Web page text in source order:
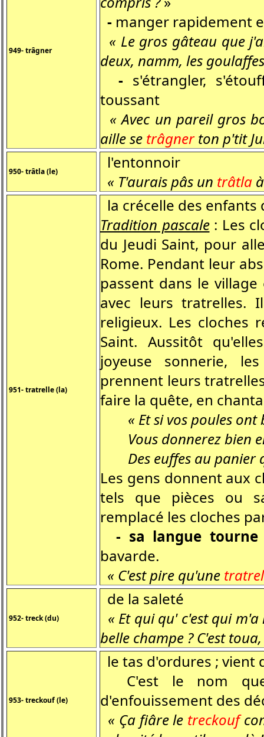
949- trâgner
- manger rapidement
« Le gros gâteau que
deux, namm, les
- s'étrangler,
toussant
« Avec un pareil gros
aille se trâgnerton p'tit
950- trâtla (le)
l'entonnoir
« T'aurais pâs un trâtla
951- tratrelle (la)
la crécelle des
Tradition pascale: Les
du Jeudi Saint, pour
Rome. Pendant leur
passent dans le
avec leurs tratrelles.
religieux. Les cloches
Saint. Aussitôt
joyeuse sonnerie,
prennent leurs
faire la quête, en
« Et si vos poules
Vous donnerez bien
Des euffes au panier
Les gens donnent aux
tels que pièces ou
remplacé les cloches
- sa langue tourne
bavarde.
« C'est pire qu'une
952- treck (du)
de la saleté
« Et qui qu' c'est qui
belle champe ? C'est
953- treckouf (le)
le tas d'ordures ; vient
C'est le nom que
d'enfouissement des
« Ça fiâre le treckouf